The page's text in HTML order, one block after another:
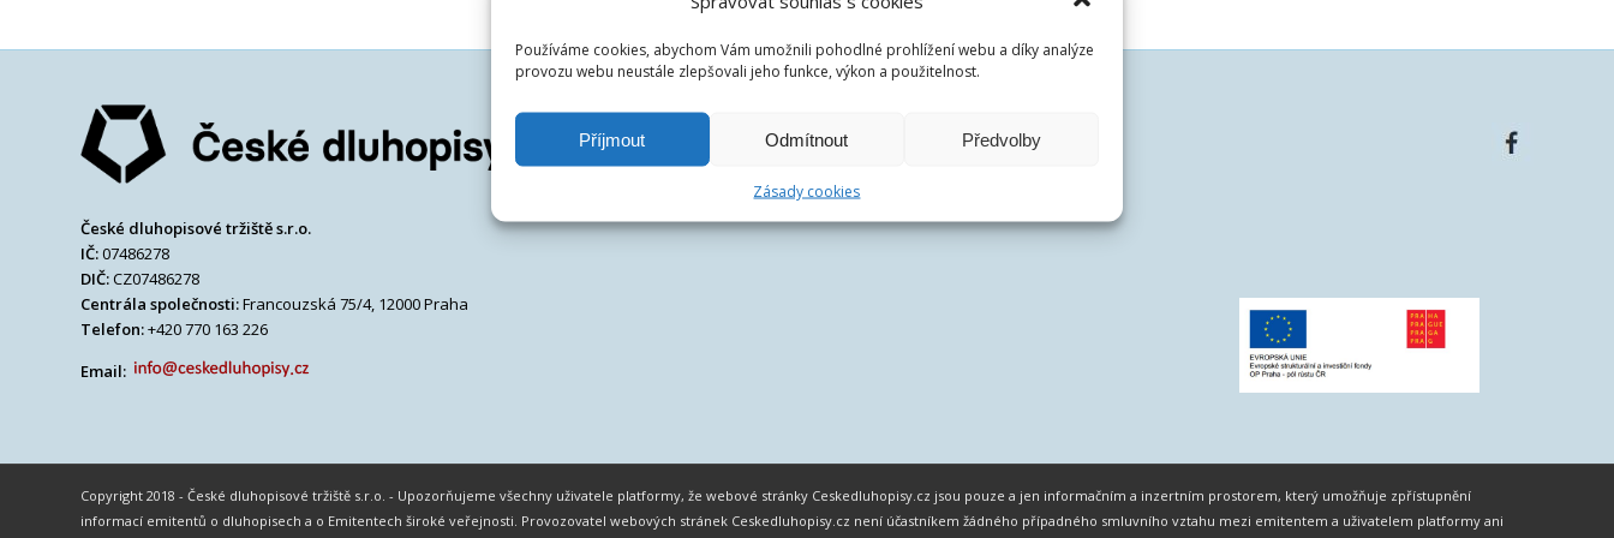
Používáme cookies, abychom Vám umožnili pohodlné prohlížení webu a díky analýze
provozu webu neustále zlepšovali jeho funkce, výkon a použitelnost.
Příjmout Odmítnout Předvolby
Zásady cookies
České dluhopisové tržiště s.r.o.
IČ:07486278
DIČ:CZ07486278
Centrála společnosti:Francouzská 75/4, 12000 Praha
Telefon:+420 770 163 226
Email:
Copyright 2018 - České dluhopisové tržiště s.r.o. - Upozorňujeme všechny uživatele platformy, že webové stránky Ceskedluhopisy.cz jsou pouze a jen informačním a inzertním prostorem, který umožňuje zpřístupnění
informací emitentů o dluhopisech a o Emitentech široké veřejnosti. Provozovatel webových stránek Ceskedluhopisy.cz není účastníkem žádného případného smluvního vztahu mezi emitentem a uživatelem platformy ani